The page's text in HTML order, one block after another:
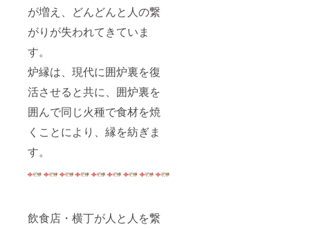
が増え、どんどんと人の繋
がりが失われてきていま
す。
炉縁は、現代に囲炉裏を復
活させると共に、囲炉裏を
囲んで同じ火種で食材を焼
くことにより、縁を紡ぎま
す。
飲食店・横丁が人と人を繋